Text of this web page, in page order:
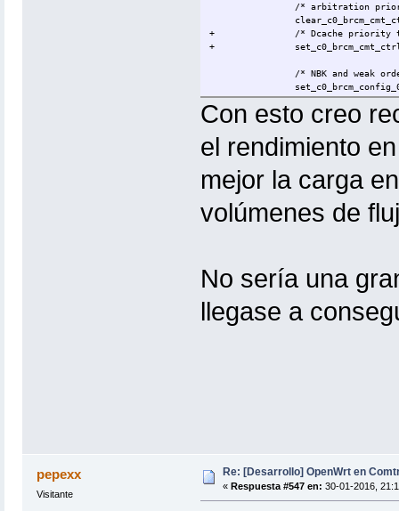
/* arbitration
+
/* Dcache priority
+
/* NBK and weak
Con esto creo
el rendimiento
mejor la carga
volúmenes de
No sería una
llegase a
pepexx
Visitante
Re: [Desarrollo] OpenWrt en
« Respuesta #547 en: 30-01-2016,